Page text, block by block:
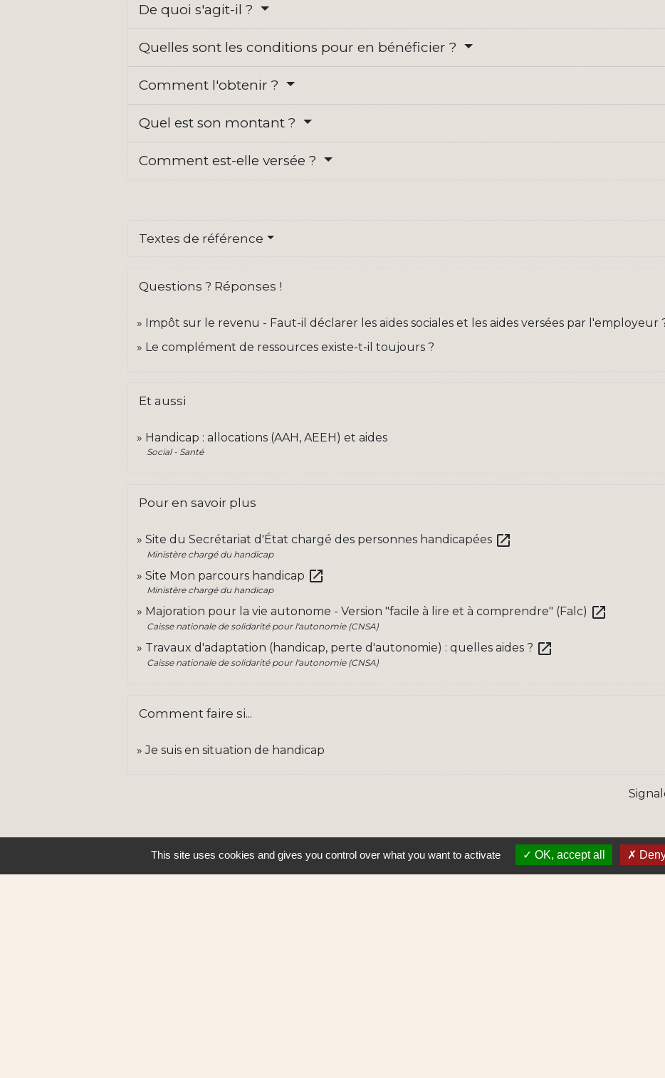
De quoi s'agit-il ?
Quelles sont les conditions pour en bénéficier ?
Comment l'obtenir ?
Quel est son montant ?
Comment est-elle versée ?
Textes de référence
Questions ? Réponses !
Impôt sur le revenu - Faut-il déclarer les aides sociales et les aides versées par l'employeur
Le complément de ressources existe-t-il toujours ?
Et aussi
Handicap : allocations (AAH, AEEH) et aides
Social - Santé
Pour en savoir plus
Site du Secrétariat d'État chargé des personnes handicapées open_in_new
Ministère chargé du handicap
Site Mon parcours handicap open_in_new
Ministère chargé du handicap
Majoration pour la vie autonome - Version "facile à lire et à comprendre" (Falc) open_in_new
Caisse nationale de solidarité pour l'autonomie (CNSA)
Travaux d'adaptation (handicap, perte d'autonomie) : quelles aides ? open_in_new
Caisse nationale de solidarité pour l'autonomie (CNSA)
Comment faire si...
Je suis en situation de handicap
This site uses cookies and gives you control over what you want to activate OK, accept all